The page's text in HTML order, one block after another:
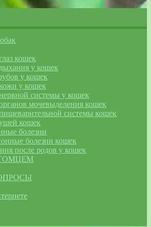
кошек
у кошек
у кошек
у кошек
системы у кошек
мочевыделения кошек
системы кошек
кошек
болезни
болезни кошек
после родов у кошек